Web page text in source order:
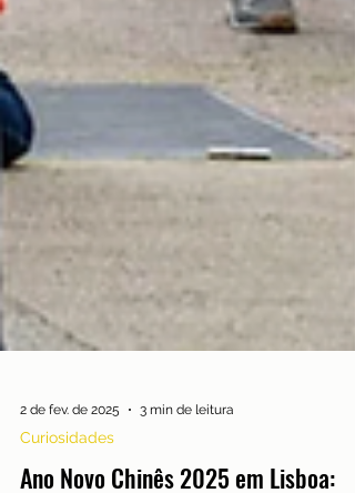
2 de fev. de 2025 3 min de leitura